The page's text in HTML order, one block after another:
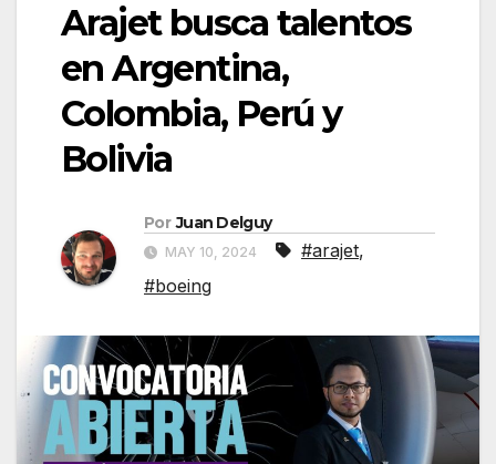
Arajet busca talentos
en Argentina,
Colombia, Perú y
Bolivia
Por Juan Delguy
MAY 10, 2024 #arajet,
#boeing